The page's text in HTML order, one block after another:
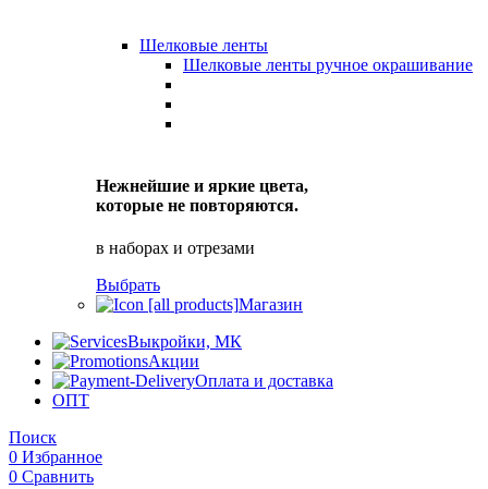
Шелковые ленты
Шелковые ленты ручное окрашивание
Нежнейшие и яркие цвета,
которые не повторяются.
в наборах и отрезами
Выбрать
Магазин
Выкройки, МК
Акции
Оплата и доставка
ОПТ
Поиск
0 Избранное
0 Сравнить